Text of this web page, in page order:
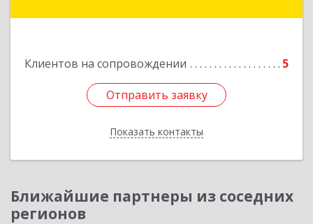
Клиентов на сопровождении 5
Отправить заявку
Показать контакты
Отправить заявку
Назад
Ближайшие партнеры из соседних
регионов